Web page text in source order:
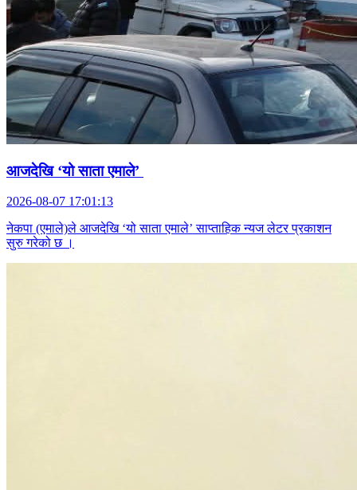
आजदेखि ‘यो साता एमाले’
2026-08-07 17:01:13
नेकपा (एमाले)ले आजदेखि ‘यो साता एमाले’ साप्ताहिक न्यज लेटर प्रकाशन
सुरु गरेको छ ।